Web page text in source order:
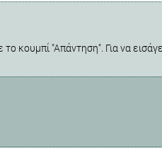
κουμπί "Απάντηση". Για να